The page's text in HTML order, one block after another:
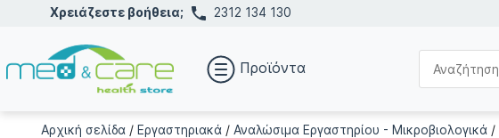
Χρειάζεστε βοήθεια; 2312 134 130
Προϊόντα
Αρχική σελίδα/ Εργαστηριακά/ Αναλώσιμα Εργαστηρίου - Μικροβιολογικά/